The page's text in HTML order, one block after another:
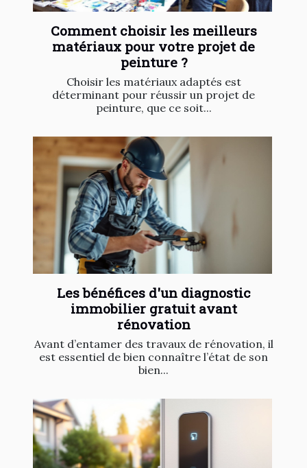
Comment choisir les meilleurs
matériaux pour votre projet de
peinture ?
Choisir les matériaux adaptés est
déterminant pour réussir un projet de
peinture, que ce soit...
Les bénéfices d'un diagnostic
immobilier gratuit avant
rénovation
Avant d’entamer des travaux de rénovation, il
est essentiel de bien connaître l’état de son
bien...